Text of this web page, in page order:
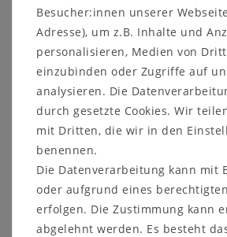
Die Schubladen haben einePush-
Der schwarze Metallsockel ist 5 cm
ebenso wie Kleiderhaken und
massivem Eisen.
Weitere Informationen zum
Dielenbank:
Maße: ca. B 133,4 x H 47,7 x
Korpushöhe: 42,7 cm
Besucher:innen unserer
Adresse), um z.B. Inhalte und
personalisieren, Medien von
einzubinden oder Zugriffe auf
analysieren. Die
durch gesetzte Cookies. Wir
mit Dritten, die wir in den
benennen.
Die Datenverarbeitung kann mit
oder aufgrund eines
erfolgen. Die Zustimmung kann
abgelehnt werden. Es besteht